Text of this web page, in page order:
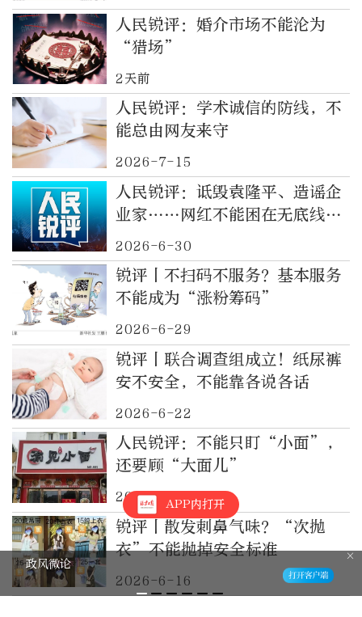
人民锐评：婚介市场不能沦为
“猎场”
2天前
人民锐评：学术诚信的防线，不
能总由网友来守
2026-7-15
人民锐评：诋毁袁隆平、造谣企
业家……网红不能困在无底线逐
利里
2026-6-30
锐评丨不扫码不服务？基本服务
不能成为“涨粉筹码”
2026-6-29
锐评丨联合调查组成立！纸尿裤
安不安全，不能靠各说各话
2026-6-22
人民锐评：不能只盯“小面”，
还要顾“大面儿”
2026-6-17
锐评丨散发刺鼻气味？“次抛
衣”不能抛掉安全标准
2026-6-16
APP内打开
政风微论